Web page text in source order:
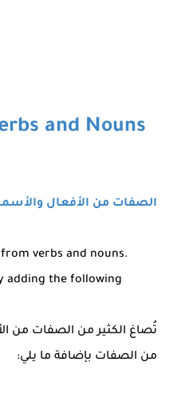
and Nouns
الصفات من الأفعال
verbs and nouns.
adding the following
تُصاغ الكثير من الصفات من
من الصفات بإضافة ما يلي: